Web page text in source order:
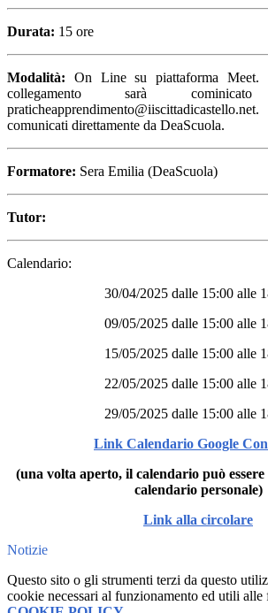
Durata: 15 ore
Modalità: On Line su piattaforma
collegamento sarà
comunicati direttamente da DeaScuola.
Formatore: Sera Emilia (DeaScuola)
Tutor:
Calendario:
30/04/2025 dalle 15:00 alle
09/05/2025 dalle 15:00 alle
15/05/2025 dalle 15:00 alle
22/05/2025 dalle 15:00 alle
29/05/2025 dalle 15:00 alle
Link Calendario Google
(una volta aperto, il calendario può
calendario personale)
Link alla circolare
Notizie
Questo sito o gli strumenti terzi da questo
cookie necessari al funzionamento ed utili